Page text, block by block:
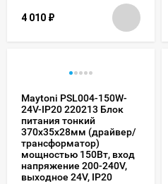
4 010 ₽
Maytoni PSL004-150W-
24V-IP20 220213 Блок
питания тонкий
370x35x28мм (драйвер/
трансформатор)
мощностью 150Вт, вход
напряжение 200-240V,
выходное 24V, IP20